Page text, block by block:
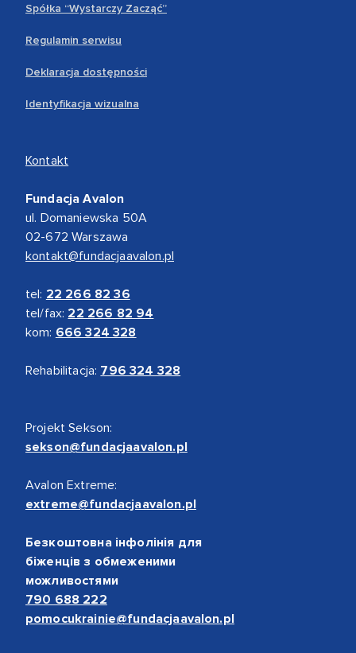
Spółka “Wystarczy Zacząć”
Regulamin serwisu
Deklaracja dostępności
Identyfikacja wizualna
Kontakt
Fundacja Avalon
ul. Domaniewska 50A
02-672 Warszawa
kontakt@fundacjaavalon.pl
tel: 22 266 82 36
tel/fax: 22 266 82 94
kom: 666 324 328
Rehabilitacja: 796 324 328
Projekt Sekson:
sekson@fundacjaavalon.pl
Avalon Extreme:
extreme@fundacjaavalon.pl
Безкоштовна інфолінія для
біженців з обмеженими
можливостями
790 688 222
pomocukrainie@fundacjaavalon.pl